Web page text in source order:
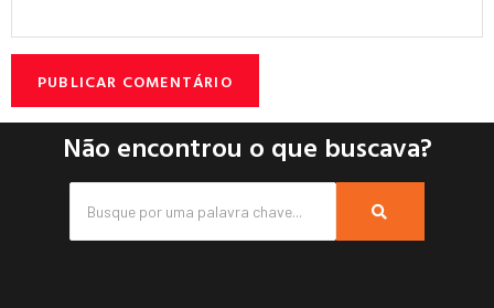
Não encontrou o que buscava?